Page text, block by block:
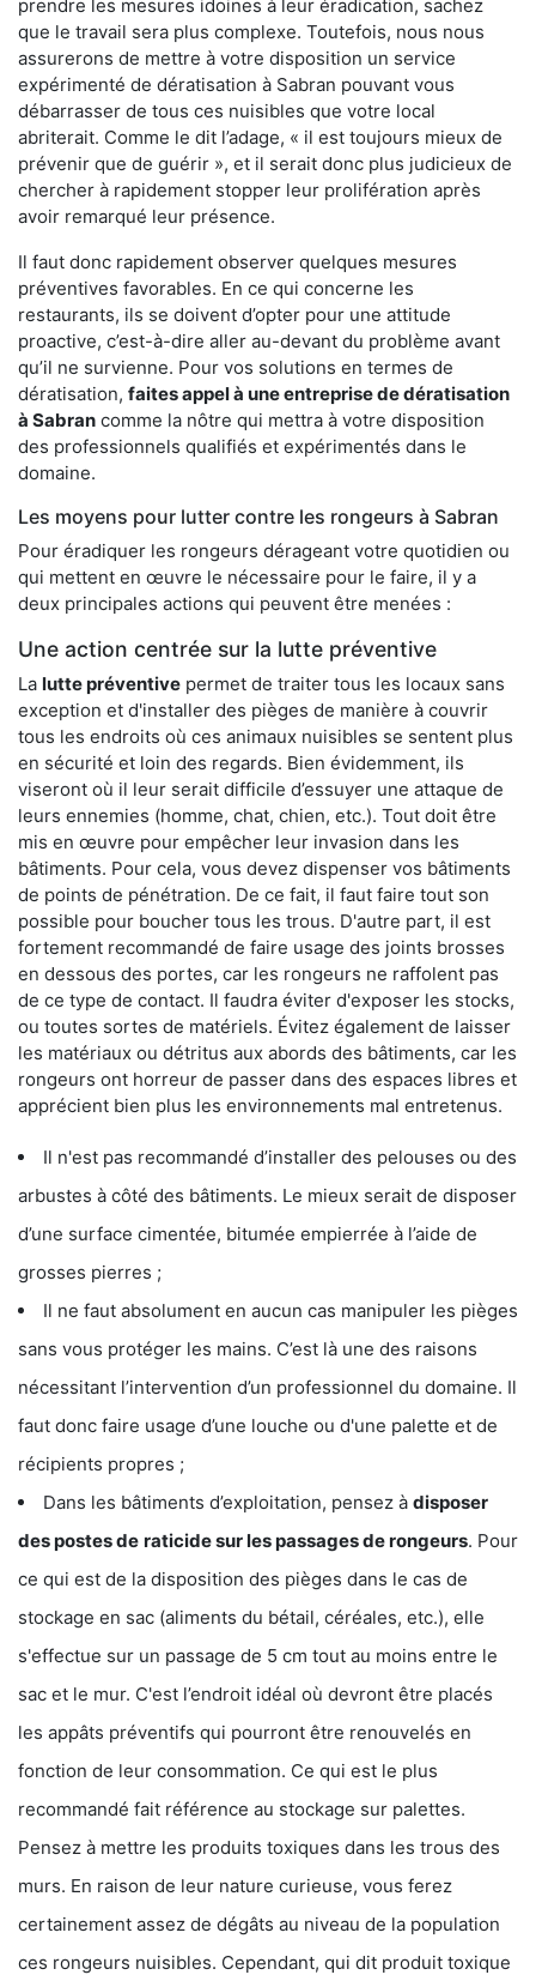
prendre les mesures idoines à leur éradication, sachez
que le travail sera plus complexe. Toutefois, nous nous
assurerons de mettre à votre disposition un service
expérimenté de dératisation à Sabran pouvant vous
débarrasser de tous ces nuisibles que votre local
abriterait. Comme le dit l’adage, « il est toujours mieux de
prévenir que de guérir », et il serait donc plus judicieux de
chercher à rapidement stopper leur prolifération après
avoir remarqué leur présence.
Il faut donc rapidement observer quelques mesures
préventives favorables. En ce qui concerne les
restaurants, ils se doivent d’opter pour une attitude
proactive, c’est-à-dire aller au-devant du problème avant
qu’il ne survienne. Pour vos solutions en termes de
dératisation, faites appel à une entreprise de dératisation
à Sabran comme la nôtre qui mettra à votre disposition
des professionnels qualifiés et expérimentés dans le
domaine.
Les moyens pour lutter contre les rongeurs à Sabran
Pour éradiquer les rongeurs dérageant votre quotidien ou
qui mettent en œuvre le nécessaire pour le faire, il y a
deux principales actions qui peuvent être menées :
Une action centrée sur la lutte préventive
La lutte préventive permet de traiter tous les locaux sans
exception et d'installer des pièges de manière à couvrir
tous les endroits où ces animaux nuisibles se sentent plus
en sécurité et loin des regards. Bien évidemment, ils
viseront où il leur serait difficile d’essuyer une attaque de
leurs ennemies (homme, chat, chien, etc.). Tout doit être
mis en œuvre pour empêcher leur invasion dans les
bâtiments. Pour cela, vous devez dispenser vos bâtiments
de points de pénétration. De ce fait, il faut faire tout son
possible pour boucher tous les trous. D'autre part, il est
fortement recommandé de faire usage des joints brosses
en dessous des portes, car les rongeurs ne raffolent pas
de ce type de contact. Il faudra éviter d'exposer les stocks,
ou toutes sortes de matériels. Évitez également de laisser
les matériaux ou détritus aux abords des bâtiments, car les
rongeurs ont horreur de passer dans des espaces libres et
apprécient bien plus les environnements mal entretenus.
Il n'est pas recommandé d’installer des pelouses ou des
arbustes à côté des bâtiments. Le mieux serait de disposer
d’une surface cimentée, bitumée empierrée à l’aide de
grosses pierres ;
Il ne faut absolument en aucun cas manipuler les pièges
sans vous protéger les mains. C’est là une des raisons
nécessitant l’intervention d’un professionnel du domaine. Il
faut donc faire usage d’une louche ou d'une palette et de
récipients propres ;
Dans les bâtiments d’exploitation, pensez à disposer
des postes de raticide sur les passages de rongeurs. Pour
ce qui est de la disposition des pièges dans le cas de
stockage en sac (aliments du bétail, céréales, etc.), elle
s'effectue sur un passage de 5 cm tout au moins entre le
sac et le mur. C'est l’endroit idéal où devront être placés
les appâts préventifs qui pourront être renouvelés en
fonction de leur consommation. Ce qui est le plus
recommandé fait référence au stockage sur palettes.
Pensez à mettre les produits toxiques dans les trous des
murs. En raison de leur nature curieuse, vous ferez
certainement assez de dégâts au niveau de la population
ces rongeurs nuisibles. Cependant, qui dit produit toxique